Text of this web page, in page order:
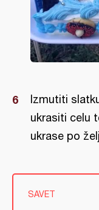
Izmutiti
ukrasiti celu
ukrase po
SAVET